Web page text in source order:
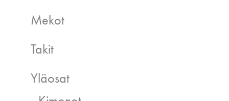
Mekot
Takit
Yläosat